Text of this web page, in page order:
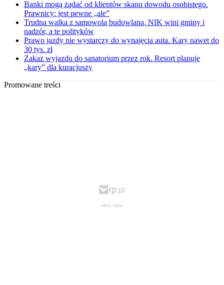
Banki mogą żądać od klientów skanu dowodu osobistego.
Prawnicy: jest pewne „ale”
Trudna walka z samowolą budowlaną. NIK wini gminy i
nadzór, a te polityków
Prawo jazdy nie wystarczy do wynajęcia auta. Kary nawet do
30 tys. zł
Zakaz wyjazdu do sanatorium przez rok. Resort planuje
„kary” dla kuracjuszy
Promowane treści